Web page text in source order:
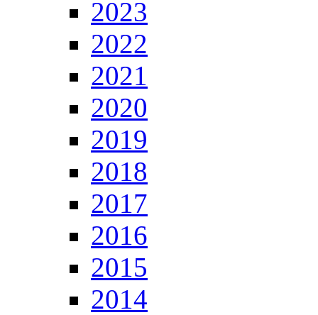
2023
2022
2021
2020
2019
2018
2017
2016
2015
2014